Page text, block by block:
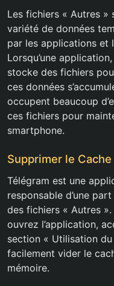
Les fichiers « Autres »
variété de données
par les applications et
Lorsqu’une
stocke des fichiers
ces données
occupent beaucoup
ces fichiers pour
smartphone.
Supprimer le
Télégram est une
responsable d’une
des fichiers « Autres
ouvrez l’application,
section « Utilisation
facilement vider le
mémoire.